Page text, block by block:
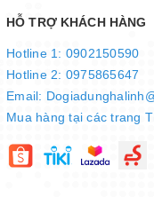
HỖ TRỢ KHÁCH HÀNG
Hotline 1: 0902150590
Hotline 2: 0975865647
Email:
Mua hàng tại các trang